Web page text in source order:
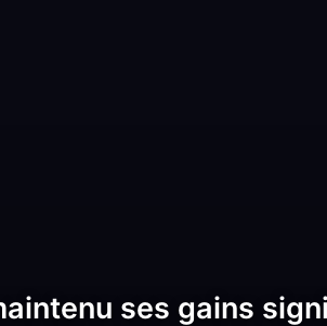
ses gains